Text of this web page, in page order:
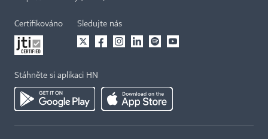
Certifikováno Sledujte nás
Stáhněte si aplikaci HN